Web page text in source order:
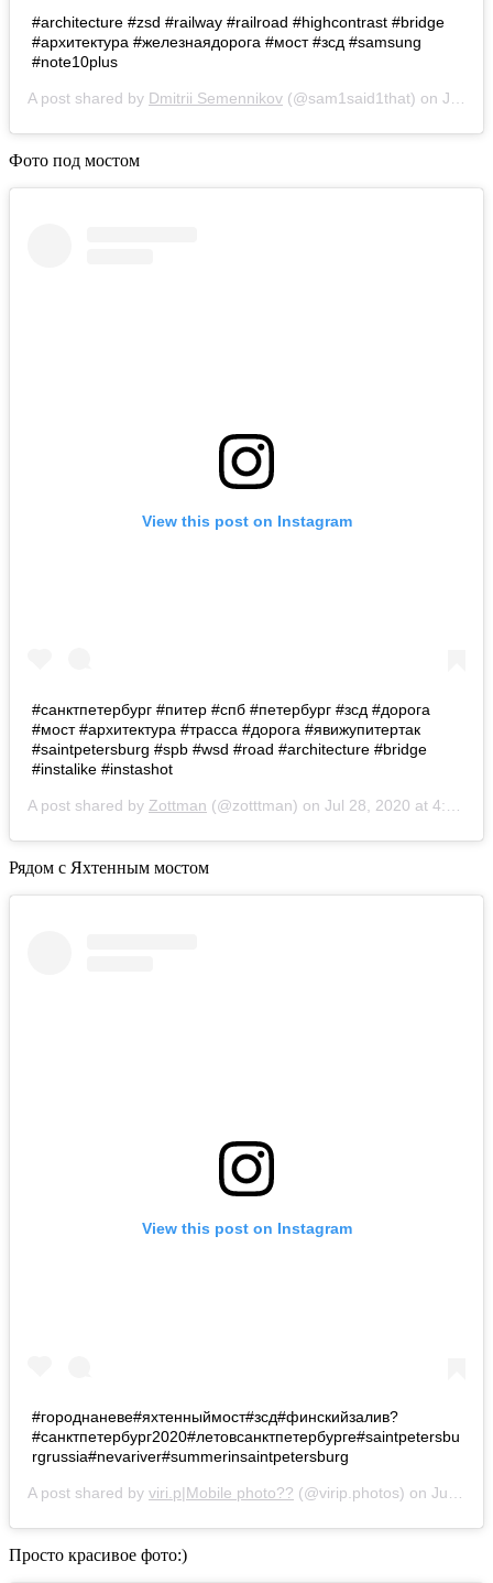
#architecture #zsd #railway #railroad #highcontrast #bridge
#архитектура #железнаядорога #мост #зсд #samsung
#note10plus
A post shared by Dmitrii Semennikov (@sam1said1that) on Jul 31, 2020 at 1:44am PDT
Фото под мостом
View this post on Instagram
#санктпетербург #питер #спб #петербург #зсд #дорога
#мост #архитектура #трасса #дорога #явижупитертак
#saintpetersburg #spb #wsd #road #architecture #bridge
#instalike #instashot
A post shared by Zottman (@zotttman) on Jul 28, 2020 at 4:10am PDT
Рядом с Яхтенным мостом
View this post on Instagram
#городнаневе#яхтенныймост#зсд#финскийзалив?
#санктпетербург2020#летовсанктпетербурге#saintpetersbu
rgrussia#nevariver#summerinsaintpetersburg
A post shared by viri.p|Mobile photo?? (@virip.photos) on Jul 18, 2020 at 12:02am PDT
Просто красивое фото:)